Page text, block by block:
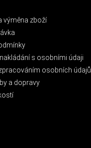
výměna zboží
s osobními údaji
osobních údajů
a dopravy